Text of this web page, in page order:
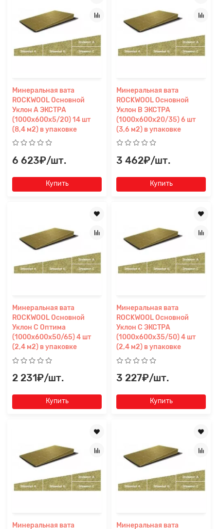
Минеральная вата
ROCKWOOL Основной
Уклон A ЭКСТРА
(1000x600x5/20) 14 шт
(8,4 м2) в упаковке
6 623₽/шт.
Купить
Минеральная вата
ROCKWOOL Основной
Уклон B ЭКСТРА
(1000x600x20/35) 6 шт
(3,6 м2) в упаковке
3 462₽/шт.
Купить
Минеральная вата
ROCKWOOL Основной
Уклон C Оптима
(1000x600x50/65) 4 шт
(2,4 м2) в упаковке
2 231₽/шт.
Купить
Минеральная вата
ROCKWOOL Основной
Уклон C ЭКСТРА
(1000x600x35/50) 4 шт
(2,4 м2) в упаковке
3 227₽/шт.
Купить
Минеральная вата Минеральная вата